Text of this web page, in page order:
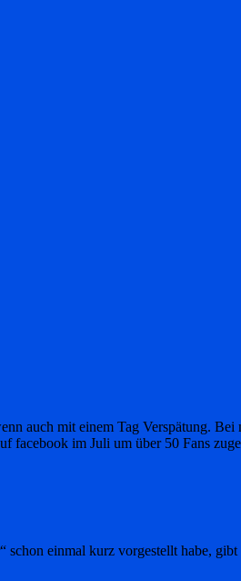
auch mit einem Tag Verspätung.
facebook im Juli um über 50 Fans
schon einmal kurz vorgestellt habe,